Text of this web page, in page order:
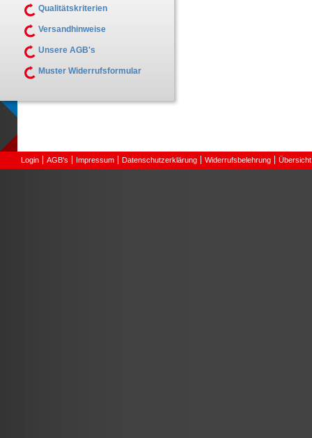
Qualitätskriterien
Versandhinweise
Unsere AGB's
Muster Widerrufsformular
Login AGB's Impressum Datenschutzerklärung Widerrufsbelehrung